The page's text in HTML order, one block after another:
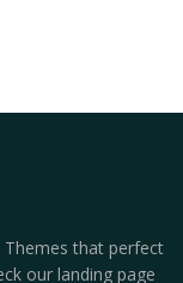
Themes that perfect
our landing page